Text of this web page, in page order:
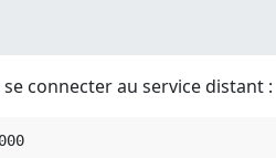
connecter au service distant :
4000